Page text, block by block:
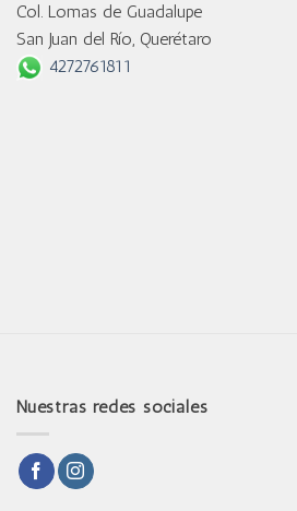
Col. Lomas de Guadalupe
San Juan del Río, Querétaro
4272761811
Nuestras redes sociales